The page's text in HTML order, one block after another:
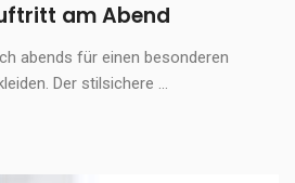
am Abend
abends für einen besonderen
Der stilsichere ...